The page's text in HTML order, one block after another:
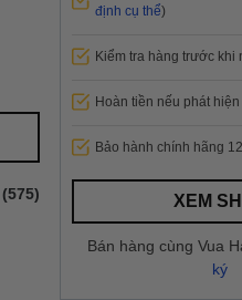
định cụ thể)
Kiểm tra hàng trước khi
Hoàn tiền nếu phát
Bảo hành chính hãng
XEM
Bán hàng cùng Vua
ký